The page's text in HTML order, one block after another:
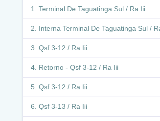
Terminal De Taguatinga Sul / Ra Iii
Interna Terminal De Taguatinga Sul /
Qsf 3-12 / Ra Iii
Retorno - Qsf 3-12 / Ra Iii
Qsf 3-12 / Ra Iii
Qsf 3-13 / Ra Iii